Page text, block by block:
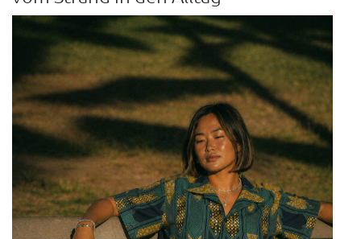
comma
Falstaff Living
Find My Home
Galerie bei der Albertina Zetter
Galerie Kovacek & Zetter
Joji Hattori / Shiki
Julius Meinl
Kovacek Contemporary